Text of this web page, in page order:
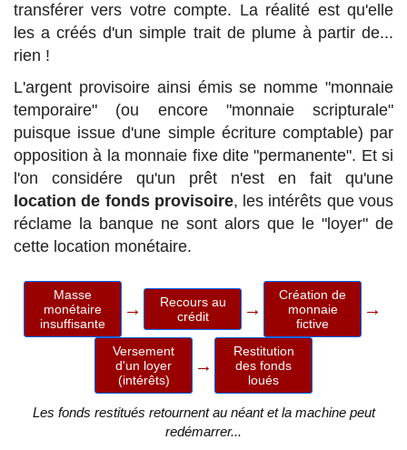
transférer vers votre compte. La réalité est qu'elle
les a créés d'un simple trait de plume à partir de...
rien !
L'argent provisoire ainsi émis se nomme "monnaie
temporaire" (ou encore "monnaie scripturale"
puisque issue d'une simple écriture comptable) par
opposition à la monnaie fixe dite "permanente". Et si
l'on considére qu'un prêt n'est en fait qu'une
location de fonds provisoire, les intérêts que vous
réclame la banque ne sont alors que le "loyer" de
cette location monétaire.
Masse
monétaire
insuffisante
→
Recours au
crédit
→
Création de
monnaie
fictive
→
Versement
d'un loyer
(intérêts)
→
Restitution
des fonds
loués
Les fonds restitués retournent au néant et la machine peut
redémarrer...